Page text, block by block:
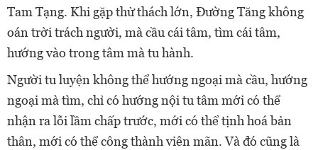
Tam Tạng. Khi gặp thử thách lớn, Đường Tăng không
oán trời trách người, mà cầu cái tâm, tìm cái tâm,
hướng vào trong tâm mà tu hành.
Người tu luyện không thể hướng ngoại mà cầu, hướng
ngoại mà tìm, chỉ có hướng nội tu tâm mới có thể
nhận ra lỗi lầm chấp trước, mới có thể tịnh hoá bản
thân, mới có thể công thành viên mãn. Và đó cũng là